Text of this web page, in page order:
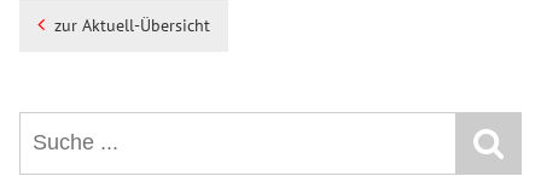
zur Aktuell-Übersicht